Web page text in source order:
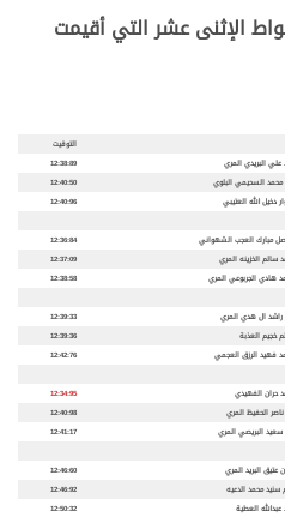
الإثنى عشر التي أقيمت
التوقيت
البريدي المري
12:38:89
محمد السحيمي البلوي
12:40:50
دخيل الله العتيبي 12:40:96
مبارك العجب الشهواني
12:36:84
سالم الخزينه المري
12:37:09
هادي الجربوعي المري 12:38:58
راشد ال هدي المري
12:39:33
خجيم العذبة
12:39:36
فهيد الرزق العجمي 12:42:76
حران الفهيدي
12:34:95
الحفيظ المري
12:40:98
سعيد البريصي المري 12:41:17
عتيق البريد المري
12:46:60
محمد الدعيه
12:46:92
العطية 12:50:32